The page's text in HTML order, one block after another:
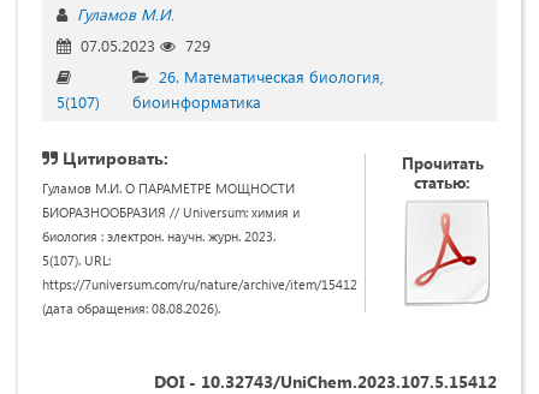
Гуламов М.И.
07.05.2023
729
5(107)
26. Математическая биология,
биоинформатика
Цитировать:
Гуламов М.И. О ПАРАМЕТРЕ МОЩНОСТИ
БИОРАЗНООБРАЗИЯ // Universum: химия и
биология : электрон. научн. журн. 2023.
5(107). URL:
https://7universum.com/ru/nature/archive/item/15412
(дата обращения: 08.08.2026).
Прочитать
статью:
DOI - 10.32743/UniChem.2023.107.5.15412